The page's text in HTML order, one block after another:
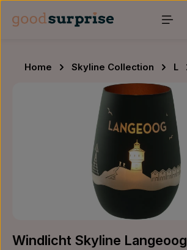
Zum Hauptinhalt springen
Home Skyline Collection L
Bildergalerie überspringen
Windlicht Skyline Langeoog